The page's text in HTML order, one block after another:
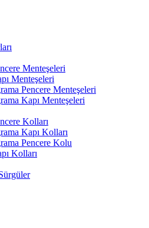
Menteşeleri
Menteşeleri
Pencere Menteşeleri
Kapı Menteşeleri
Kolları
Kapı Kolları
Pencere Kolu
Kolları